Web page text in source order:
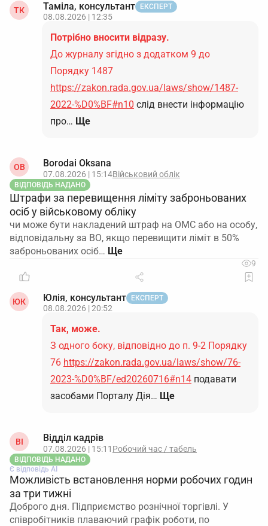
ТК Таміла, консультант ЕКСПЕРТ
08.08.2026 | 12:35
Потрібно вносити відразу.
До журналу згідно з додатком 9 до
Порядку 1487
https://zakon.rada.gov.ua/laws/show/1487-
2022-%D0%BF#n10 слід внести інформацію
про… Ще
OB Borodai Oksana
07.08.2026 | 15:14Військовий облік
ВІДПОВІДЬ НАДАНО
Штрафи за перевищення ліміту заброньованих
осіб у військовому обліку
чи може бути накладений штраф на ОМС або на особу,
відповідальну за ВО, якщо перевищити ліміт в 50%
заброньованих осіб…
9
ЮК Юлія, консультант ЕКСПЕРТ
08.08.2026 | 20:52
Так, може.
З одного боку, відповідно до п. 9-2 Порядку
76 https://zakon.rada.gov.ua/laws/show/76-
2023-%D0%BF/ed20260716#n14 подавати
засобами Порталу Дія… Ще
ВІ Відділ кадрів
07.08.2026 | 15:11 Робочий час / табель
ВІДПОВІДЬ НАДАНО
Є відповідь АІ
Можливість встановлення норми робочих годин
за три тижні
Доброго дня. Підприємство рознічної торгівлі. У
співробітників плаваючий графік роботи, по